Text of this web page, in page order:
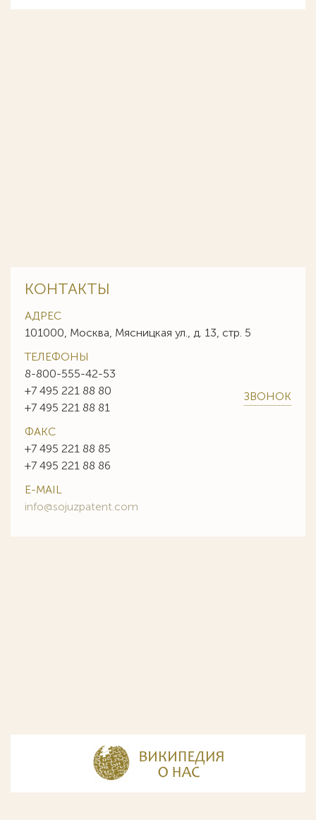
КОНТАКТЫ
АДРЕС
101000, Москва, Мясницкая ул., д. 13, стр. 5
ТЕЛЕФОНЫ
8-800-555-42-53
+7 495 221 88 80
+7 495 221 88 81
ЗВОНОК
ФАКС
+7 495 221 88 85
+7 495 221 88 86
E-MAIL
info@sojuzpatent.com